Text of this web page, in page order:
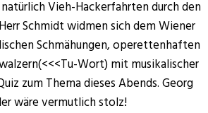
Vieh-Hackerfahrten durch den
Schmidt widmen sich dem Wiener
Schmähungen, operettenhaften
Wort) mit musikalischer
zum Thema dieses Abends. Georg
wäre vermutlich stolz!